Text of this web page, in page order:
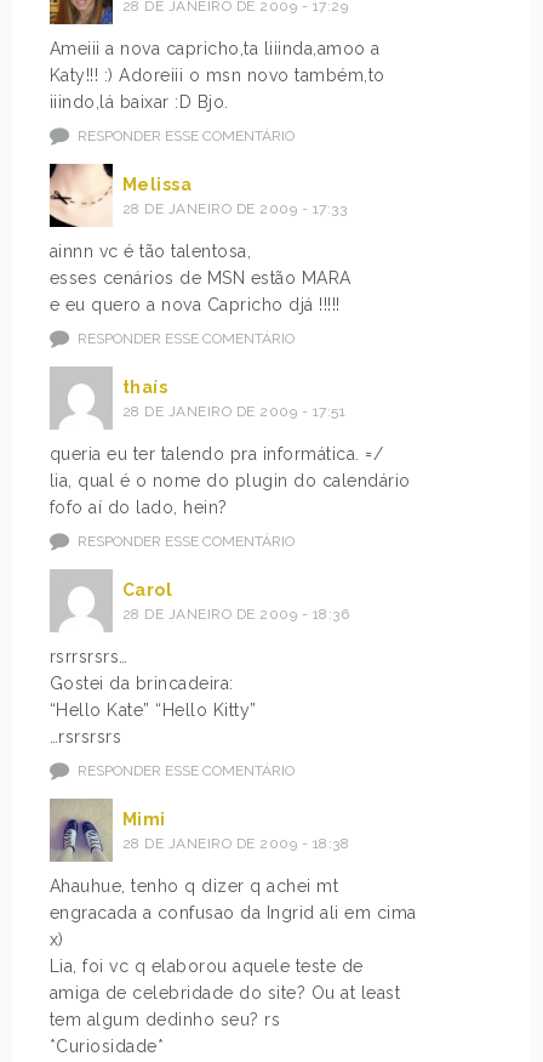
28 DE JANEIRO DE 2009 - 17:29
Ameiii a nova capricho,ta liiinda,amoo a
Katy!!! :) Adoreiii o msn novo também,to
iiindo,lá baixar :D Bjo.
RESPONDER ESSE COMENTÁRIO
Melissa
28 DE JANEIRO DE 2009 - 17:33
ainnn vc é tão talentosa,
esses cenários de MSN estão MARA
e eu quero a nova Capricho djá !!!!!
RESPONDER ESSE COMENTÁRIO
thaís
28 DE JANEIRO DE 2009 - 17:51
queria eu ter talendo pra informática. =/
lia, qual é o nome do plugin do calendário
fofo aí do lado, hein?
RESPONDER ESSE COMENTÁRIO
Carol
28 DE JANEIRO DE 2009 - 18:36
rsrrsrsrs…
Gostei da brincadeira:
“Hello Kate” “Hello Kitty”
…rsrsrsrs
RESPONDER ESSE COMENTÁRIO
Mimi
28 DE JANEIRO DE 2009 - 18:38
Ahauhue, tenho q dizer q achei mt
engracada a confusao da Ingrid ali em cima
x)
Lia, foi vc q elaborou aquele teste de
amiga de celebridade do site? Ou at least
tem algum dedinho seu? rs
*Curiosidade*